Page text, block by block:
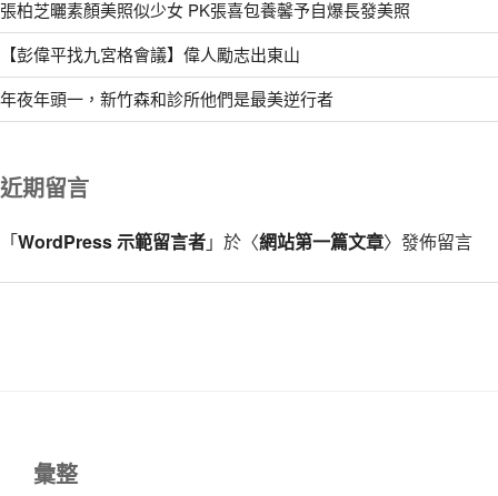
張柏芝曬素顏美照似少女 PK張喜包養馨予自爆長發美照
【彭偉平找九宮格會議】偉人勵志出東山
年夜年頭一，新竹森和診所他們是最美逆行者
近期留言
「WordPress 示範留言者」於〈網站第一篇文章〉發佈留言
彙整